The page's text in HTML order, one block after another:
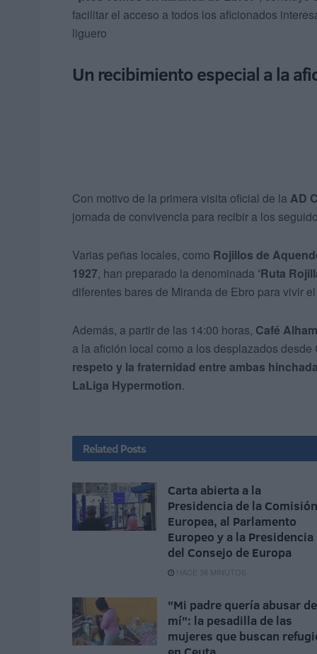
facilitar el acceso a todos los aficionados
liguero
Un recibimiento especial a la
Con motivo de la primera visita oficial de la AD
jornada de convivencia para recibir a los
Varias peñas locales, como Rojillos de
1927, han preparado la denominada ‘Ruta
diferentes bares de Miranda de Ebro para vivir
Además, a partir de las 14:00 horas, Café
a la afición local como a los desplazados
respeto y la fraternidad entre ambas
LaLiga Hypermotion.
Related Posts
Carta abierta a la
Presidencia de la Comisión
Europea, al Parlamento
Europeo y a la Presidencia
del Consejo de Europa
HACE 38 MINUTOS
"Mi padre quería abusar de
mí": la pesadilla de las
mujeres que buscan